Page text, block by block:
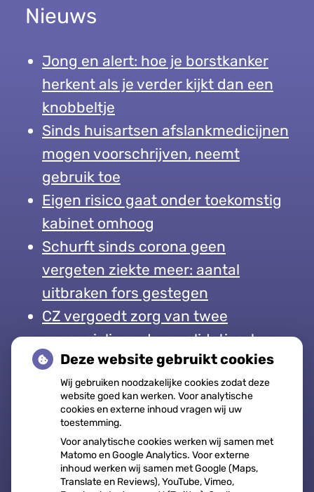
Nieuws
Jong en alert: hoe je borstkanker
herkent als je verder kijkt dan een
knobbeltje
Sinds huisartsen afslankmedicijnen
mogen voorschrijven, neemt
gebruik toe
Eigen risico gaat onder toekomstig
kabinet omhoog
Schurft sinds corona geen
vergeten ziekte meer: aantal
uitbraken fors gestegen
CZ vergoedt zorg van twee
gespecialiseerde revalidatieartsen
niet meer
Openingstijden
Maandag:
08:00 - 17:00
Deze website gebruikt cookies
Wij gebruiken noodzakelijke cookies zodat deze
website goed kan werken. Voor analytische
cookies en externe inhoud vragen wij uw
toestemming.
Voor analytische cookies werken wij samen met
Matomo en Google Analytics. Voor externe
inhoud werken wij samen met Google (Maps,
Translate en Reviews), YouTube, Vimeo,